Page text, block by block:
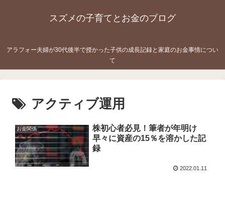
スズメの子育てとお金のブログ
アラフォー夫婦が30代後半で授かった子供の成長記録と家庭のお金事情につい
て
アクティブ運用
お金関係
株初心者必見！筆者が年明け
早々に資産の15％を溶かした記
録
2022.01.11